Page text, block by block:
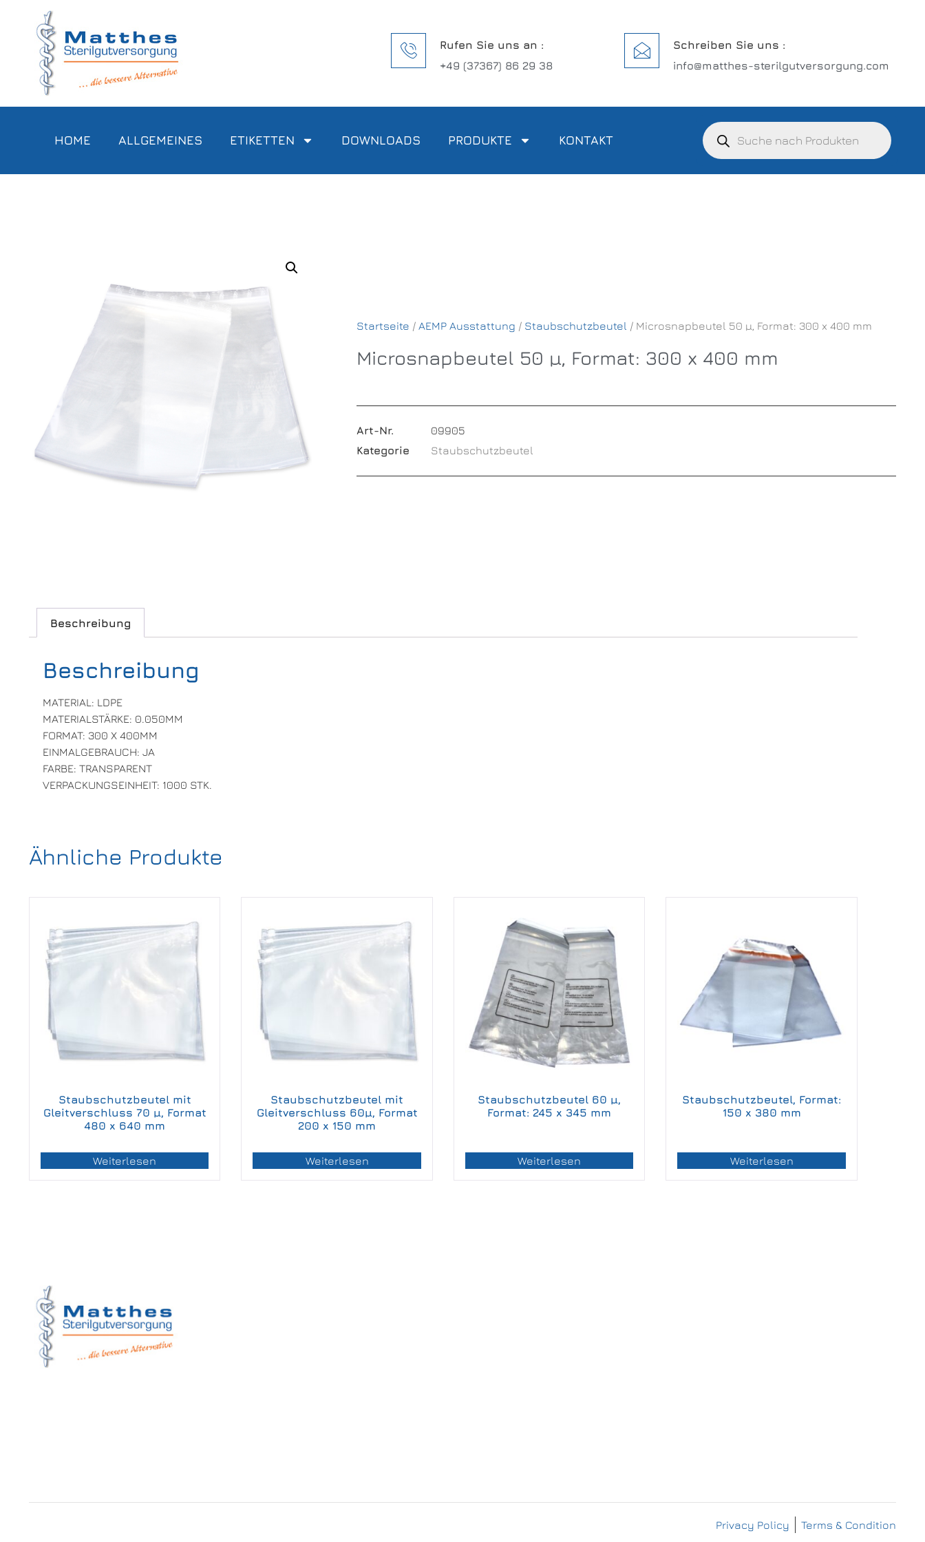
Rufen Sie uns an :
+49 (37367) 86 29 38
Schreiben Sie uns :
info@matthes-sterilgutversorgung.com
HOME ALLGEMEINES ETIKETTEN DOWNLOADS PRODUKTE KONTAKT
Startseite / AEMP Ausstattung / Staubschutzbeutel / Microsnapbeutel 50 µ, Format: 300 x 400 mm
Microsnapbeutel 50 µ, Format: 300 x 400 mm
Art-Nr.
09905
Kategorie
Staubschutzbeutel
Beschreibung
Beschreibung
MATERIAL: LDPE
MATERIALSTÄRKE: 0.050MM
FORMAT: 300 X 400MM
EINMALGEBRAUCH: JA
FARBE: TRANSPARENT
VERPACKUNGSEINHEIT: 1000 STK.
Ähnliche Produkte
Staubschutzbeutel mit
Gleitverschluss 70 µ, Format
480 x 640 mm
Weiterlesen
Staubschutzbeutel mit
Gleitverschluss 60µ, Format
200 x 150 mm
Weiterlesen
Staubschutzbeutel 60 µ,
Format: 245 x 345 mm
Weiterlesen
Staubschutzbeutel, Format:
150 x 380 mm
Weiterlesen
Privacy Policy Terms & Condition